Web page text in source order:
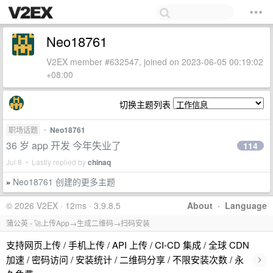
Neo18761
V2EX member #632547, joined on 2023-06-05 00:19:02
+08:00
切换主题列表
职场话题 • Neo18761
36 岁 app 开发 今年失业了
Jul 8 • Lastly replied bychinaq
114
» Neo18761 创建的更多主题
About · Language
© 2026 V2EX · 12ms · 3.9.8.5
蒲公英 - 🚀上传App→生成二维码→扫码安装
支持网页上传 / 手机上传 / API 上传 / CI-CD 集成 / 全球 CDN
加速 / 密码访问 / 安装统计 / 二维码分享 / 不限安装次数 / 永
›